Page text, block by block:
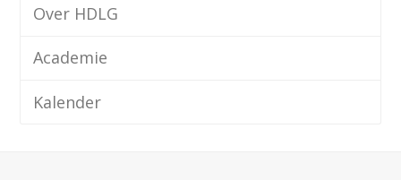
Over HDLG
Academie
Kalender